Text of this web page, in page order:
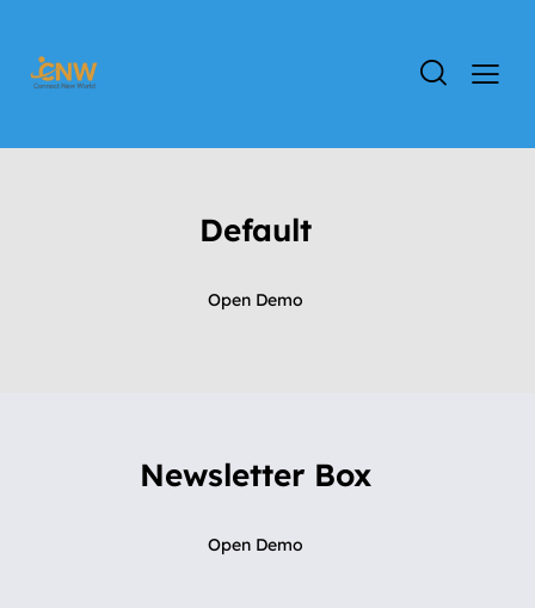
Default
Open Demo
Newsletter Box
Open Demo